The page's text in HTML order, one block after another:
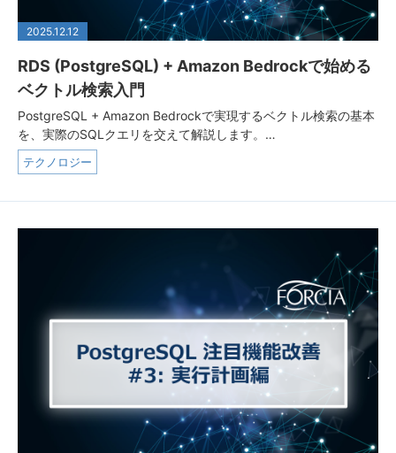
2025.12.12
RDS (PostgreSQL) + Amazon Bedrockで始める
ベクトル検索入門
PostgreSQL + Amazon Bedrockで実現するベクトル検索の基本
を、実際のSQLクエリを交えて解説します。…
テクノロジー